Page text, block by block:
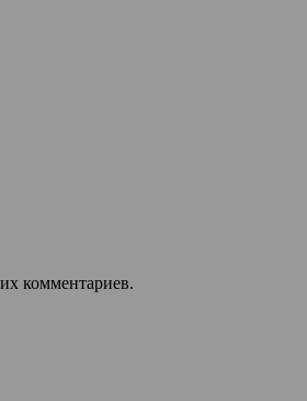
комментариев.